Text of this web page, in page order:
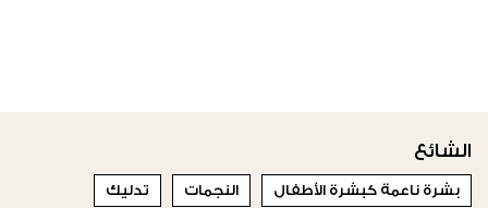
الشائع
بشرة ناعمة كبشرة الأطفال النجمات تدليك